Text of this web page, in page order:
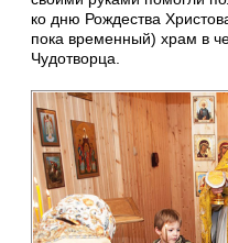
ко дню Рождества
пока временный) храм в
Чудотворца.